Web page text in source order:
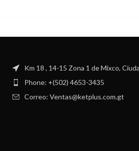
Km 18 , 14-15 Zona 1 de Mixco,
Phone: +(502) 4653-3435
Correo: Ventas@ketplus.com.gt